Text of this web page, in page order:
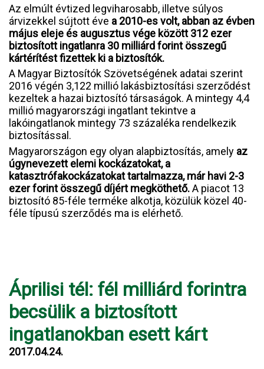
Az elmúlt évtized legviharosabb, illetve súlyos
árvizekkel sújtott éve a 2010-es volt, abban az évben
május eleje és augusztus vége között 312 ezer
biztosított ingatlanra 30 milliárd forint összegű
kártérítést fizettek ki a biztosítók.
A Magyar Biztosítók Szövetségének adatai szerint
2016 végén 3,122 millió lakásbiztosítási szerződést
kezeltek a hazai biztosító társaságok. A mintegy 4,4
millió magyarországi ingatlant tekintve a
lakóingatlanok mintegy 73 százaléka rendelkezik
biztosítással.
Magyarországon egy olyan alapbiztosítás, amely az
úgynevezett elemi kockázatokat, a
katasztrófakockázatokat tartalmazza, már havi 2-3
ezer forint összegű díjért megköthető.A piacot 13
biztosító 85-féle terméke alkotja, közülük közel 40-
féle típusú szerződés ma is elérhető.
Áprilisi tél: fél milliárd forintra
becsülik a biztosított
ingatlanokban esett kárt
2017.04.24.